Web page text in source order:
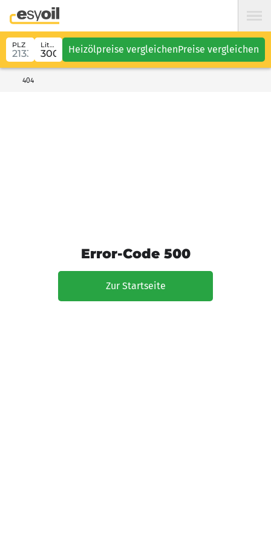
PLZ Liter Heizölpreise vergleichenPreise vergleichen
404
Error-Code 500
Zur Startseite